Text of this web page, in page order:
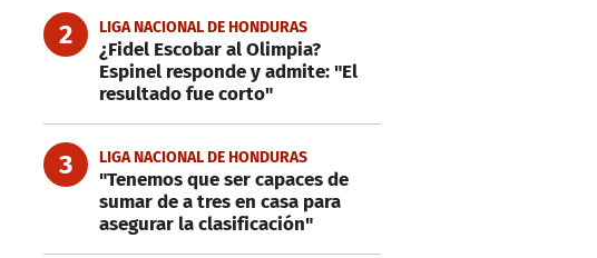
2 LIGA NACIONAL DE HONDURAS
¿Fidel Escobar al Olimpia?
Espinel responde y admite: "El
resultado fue corto"
3 LIGA NACIONAL DE HONDURAS
"Tenemos que ser capaces de
sumar de a tres en casa para
asegurar la clasificación"